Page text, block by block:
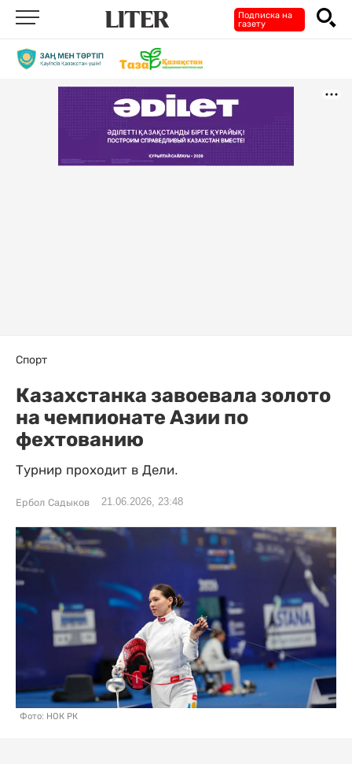
Подписка на
газету
Спорт
Казахстанка завоевала золото
на чемпионате Азии по
фехтованию
Турнир проходит в Дели.
Ербол Садыков 21.06.2026, 23:48
Фото: НОК РК